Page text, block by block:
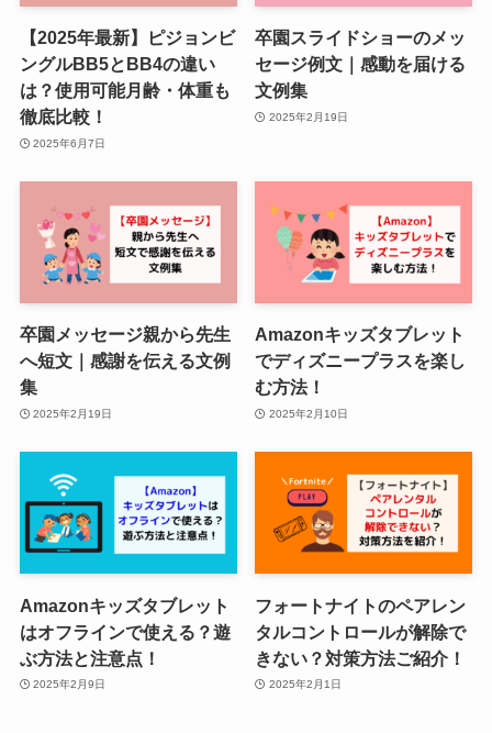
【2025年最新】ピジョンビ
ングルBB5とBB4の違い
は？使用可能月齢・体重も
徹底比較！
2025年6月7日
卒園スライドショーのメッ
セージ例文｜感動を届ける
文例集
2025年2月19日
卒園メッセージ親から先生
へ短文｜感謝を伝える文例
集
2025年2月19日
Amazonキッズタブレット
でディズニープラスを楽し
む方法！
2025年2月10日
Amazonキッズタブレット
はオフラインで使える？遊
ぶ方法と注意点！
2025年2月9日
フォートナイトのペアレン
タルコントロールが解除で
きない？対策方法ご紹介！
2025年2月1日